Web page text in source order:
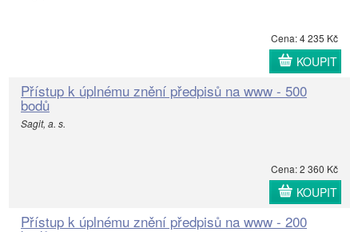
Cena: 4 235 Kč
KOUPIT
Přístup k úplnému znění předpisů na www - 500
bodů
Sagit, a. s.
Cena: 2 360 Kč
KOUPIT
Přístup k úplnému znění předpisů na www - 200